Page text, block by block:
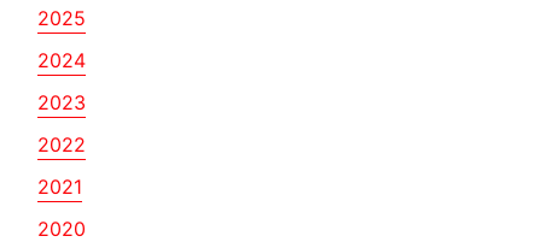
2025
2024
2023
2022
2021
2020